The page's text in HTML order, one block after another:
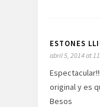
ESTONES
abril 5, 2014 at
original y es
Besos